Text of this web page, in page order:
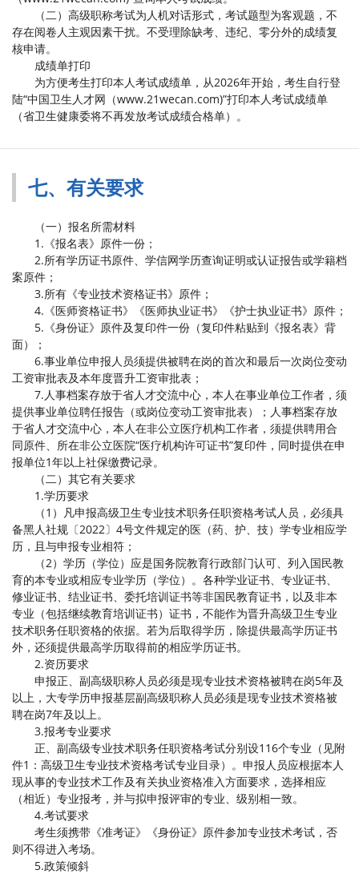
（二）高级职称考试为人机对话形式，考试题型为客观题，不
存在阅卷人主观因素干扰。不受理除缺考、违纪、零分外的成绩复
核申请。
成绩单打印
为方便考生打印本人考试成绩单，从2026年开始，考生自行登
陆“中国卫生人才网（www.21wecan.com)”打印本人考试成绩单
（省卫生健康委将不再发放考试成绩合格单）。
七、有关要求
（一）报名所需材料
1.《报名表》原件一份；
2.所有学历证书原件、学信网学历查询证明或认证报告或学籍档
案原件；
3.所有《专业技术资格证书》原件；
4.《医师资格证书》《医师执业证书》《护士执业证书》原件；
5.《身份证》原件及复印件一份（复印件粘贴到《报名表》背
面）；
6.事业单位申报人员须提供被聘在岗的首次和最后一次岗位变动
工资审批表及本年度晋升工资审批表；
7.人事档案存放于省人才交流中心，本人在事业单位工作者，须
提供事业单位聘任报告（或岗位变动工资审批表）；人事档案存放
于省人才交流中心，本人在非公立医疗机构工作者，须提供聘用合
同原件、所在非公立医院“医疗机构许可证书”复印件，同时提供在申
报单位1年以上社保缴费记录。
（二）其它有关要求
1.学历要求
（1）凡申报高级卫生专业技术职务任职资格考试人员，必须具
备黑人社规〔2022〕4号文件规定的医（药、护、技）学专业相应学
历，且与申报专业相符；
（2）学历（学位）应是国务院教育行政部门认可、列入国民教
育的本专业或相应专业学历（学位）。各种学业证书、专业证书、
修业证书、结业证书、委托培训证书等非国民教育证书，以及非本
专业（包括继续教育培训证书）证书，不能作为晋升高级卫生专业
技术职务任职资格的依据。若为后取得学历，除提供最高学历证书
外，还须提供最高学历取得前的相应学历证书。
2.资历要求
申报正、副高级职称人员必须是现专业技术资格被聘在岗5年及
以上，大专学历申报基层副高级职称人员必须是现专业技术资格被
聘在岗7年及以上。
3.报考专业要求
正、副高级专业技术职务任职资格考试分别设116个专业（见附
件1：高级卫生专业技术资格考试专业目录）。申报人员应根据本人
现从事的专业技术工作及有关执业资格准入方面要求，选择相应
（相近）专业报考，并与拟申报评审的专业、级别相一致。
4.考试要求
考生须携带《准考证》《身份证》原件参加专业技术考试，否
则不得进入考场。
5.政策倾斜